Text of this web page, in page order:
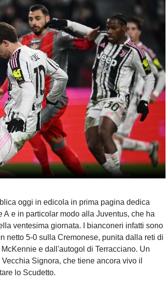
oggi in edicola in prima pagina dedica
A e in particolar modo alla Juventus, che ha
ventesima giornata. I bianconeri infatti sono
netto 5-0 sulla Cremonese, punita dalla reti di
e dall'autogol di Terracciano. Un
Signora, che tiene ancora vivo il
lo Scudetto.